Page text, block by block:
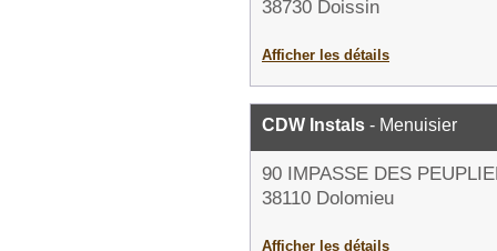
38730 Doissin
Afficher les détails
CDW Instals - Menuisier
90 IMPASSE DES
38110 Dolomieu
Afficher les détails